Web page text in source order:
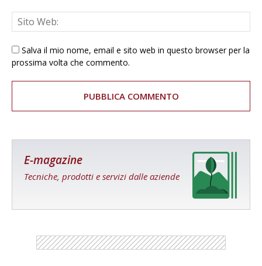
Salva il mio nome, email e sito web in questo browser per la
prossima volta che commento.
E-magazine
Tecniche, prodotti e servizi dalle aziende